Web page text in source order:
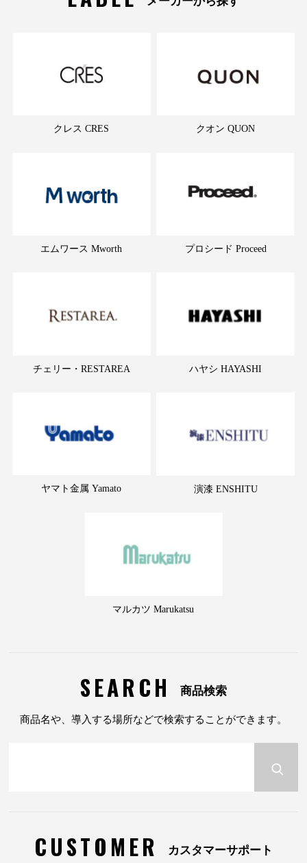
クレス CRES クオン QUON
エムワース Mworth プロシード Proceed
チェリー・RESTAREA ハヤシ HAYASHI
ヤマト金属 Yamato 演漆 ENSHITU
マルカツ Marukatsu
SEARCH 商品検索
商品名や、導入する場所などで検索することができます。
CUSTOMER カスタマーサポート